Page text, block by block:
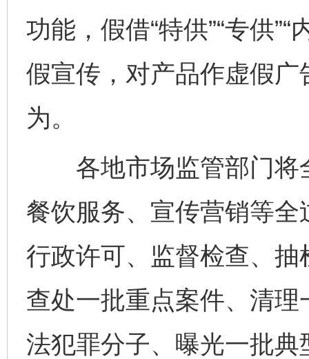
功能，假借“特供”“专供
假宣传，对产品作虚假
为。
各地市场监管部门将
餐饮服务、宣传营销等
行政许可、监督检查、
查处一批重点案件、清
法犯罪分子、曝光一批